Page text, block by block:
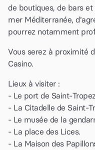
de boutiques, de bars
mer Méditerranée,
pourrez notamment
Vous serez à proximité
Casino.
Lieux à visiter :
- Le port de Saint-
- La Citadelle de Saint-
- Le musée de la
- La place des Lices.
- La Maison des